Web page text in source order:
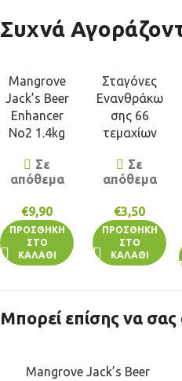
Συχνά
Mangrove
Jack’s Beer
Enhancer
No2 1.4kg
Σε
απόθεμα
€9,90
ΠΡΟΣΘΉΚΗ
ΣΤΟ
ΚΑΛΆΘΙ
Σταγόνες
Ενανθράκω
σης 66
τεμαχίων
Σε
απόθεμα
€3,50
ΠΡΟΣΘΉΚΗ
ΣΤΟ
ΚΑΛΆΘΙ
Μπορεί επίσης να
Mangrove Jack’s Beer